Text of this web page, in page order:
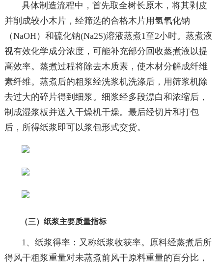
具体制造流程中，首先取全树长原木，将其剥皮
并削成较小木片，经筛选的合格木片用氢氧化钠
（NaOH）和硫化钠(Na2S)溶液蒸煮1至2小时。蒸煮液
视有效化学成分浓度，可能补充部分回收蒸煮液以提
高效率。蒸煮过程将除去木质素，使木材分解成纤维
素纤维。蒸煮后的粗浆经洗浆机洗涤后，用筛浆机除
去过大的碎片得到细浆。细浆经多段漂白和浓缩后，
制成湿浆板并送入干燥机干燥。最后经切片和打包
后，所得纸浆即可以浆包形式交货。
（三）纸浆主要质量指标
1、纸浆得率：又称纸浆收获率。原料经蒸煮后所
得风干粗浆重量对未蒸煮前风干原料重量的百分比，